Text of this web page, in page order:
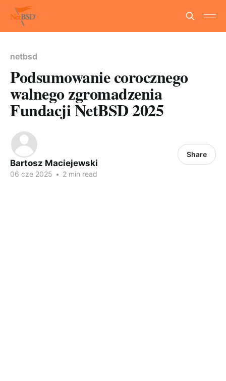
netbsd
Podsumowanie corocznego
walnego zgromadzenia
Fundacji NetBSD 2025
Bartosz Maciejewski
06 cze 2025 • 2 min read
Share